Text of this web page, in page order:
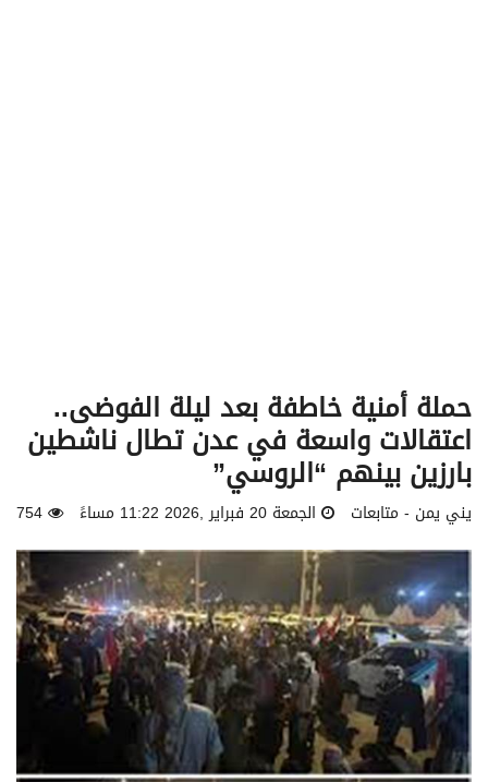
حملة أمنية خاطفة بعد ليلة الفوضى..
اعتقالات واسعة في عدن تطال ناشطين
بارزين بينهم “الروسي”
يني يمن - متابعات الجمعة 20 فبراير ,2026 11:22 مساءً 754